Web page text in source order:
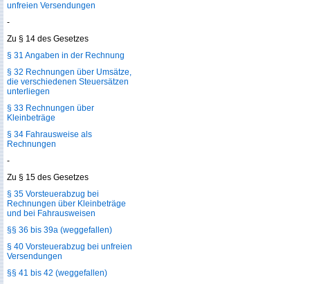
unfreien Versendungen
-
Zu § 14 des Gesetzes
§ 31 Angaben in der Rechnung
§ 32 Rechnungen über Umsätze,
die verschiedenen Steuersätzen
unterliegen
§ 33 Rechnungen über
Kleinbeträge
§ 34 Fahrausweise als
Rechnungen
-
Zu § 15 des Gesetzes
§ 35 Vorsteuerabzug bei
Rechnungen über Kleinbeträge
und bei Fahrausweisen
§§ 36 bis 39a (weggefallen)
§ 40 Vorsteuerabzug bei unfreien
Versendungen
§§ 41 bis 42 (weggefallen)